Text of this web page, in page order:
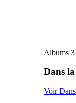
Albums 3
Dans
Voir